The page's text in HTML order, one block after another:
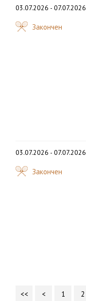
03.07.2026 - 07.07.2026
Закончен
03.07.2026 - 07.07.2026
Закончен
<< < 1 2